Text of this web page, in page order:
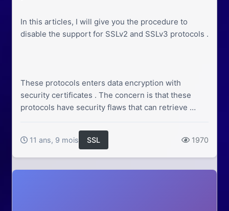
In this articles, I will give you the procedure to
disable the support for SSLv2 and SSLv3 protocols .
These protocols enters data encryption with
security certificates . The concern is that these
protocols have security flaws that can retrieve …
11 ans, 9 mois SSL 1970